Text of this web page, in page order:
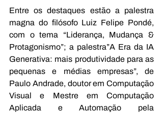
Entre os destaques estão a palestra
magna do filósofo Luiz Felipe Pondé,
com o tema “Liderança, Mudança &
Protagonismo”; a palestra”A Era da IA
Generativa: mais produtividade para as
pequenas e médias empresas”, de
Paulo Andrade, doutor em Computação
Visual e Mestre em Computação
Aplicada e Automação pela